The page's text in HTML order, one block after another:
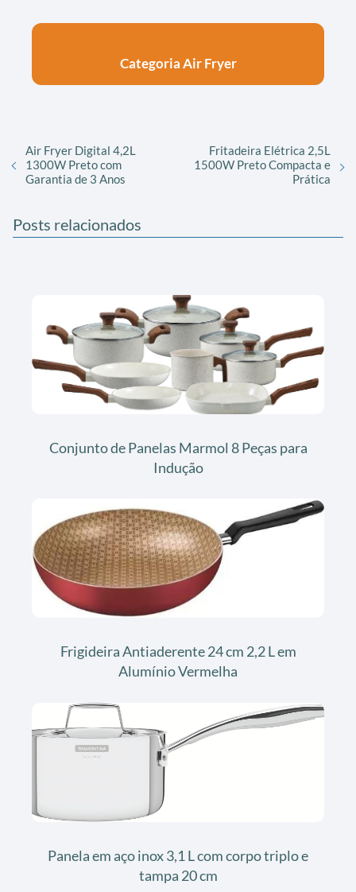
Categoria Air Fryer
Air Fryer Digital 4,2L
1300W Preto com
Garantia de 3 Anos
Fritadeira Elétrica 2,5L
1500W Preto Compacta e
Prática
Posts relacionados
Conjunto de Panelas Marmol 8 Peças para
Indução
Frigideira Antiaderente 24 cm 2,2 L em
Alumínio Vermelha
Panela em aço inox 3,1 L com corpo triplo e
tampa 20 cm